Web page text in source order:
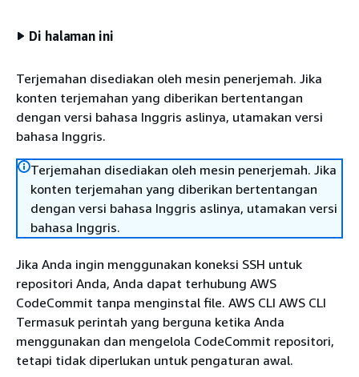
Di halaman ini
Terjemahan disediakan oleh mesin penerjemah. Jika
konten terjemahan yang diberikan bertentangan
dengan versi bahasa Inggris aslinya, utamakan versi
bahasa Inggris.
Terjemahan disediakan oleh mesin penerjemah. Jika
konten terjemahan yang diberikan bertentangan
dengan versi bahasa Inggris aslinya, utamakan versi
bahasa Inggris.
Jika Anda ingin menggunakan koneksi SSH untuk
repositori Anda, Anda dapat terhubung AWS
CodeCommit tanpa menginstal file. AWS CLI AWS CLI
Termasuk perintah yang berguna ketika Anda
menggunakan dan mengelola CodeCommit repositori,
tetapi tidak diperlukan untuk pengaturan awal.